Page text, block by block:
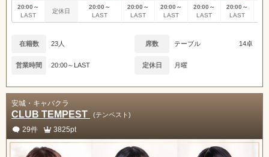
20:00～
LAST
定休日
20:00～
LAST
20:00～
LAST
20:00～
LAST
20:00～
LAST
20:00～
LAST
在籍数 23人 席数 テーブル 14卓
営業時間 20:00～LAST 定休日 月曜
安城・キャバクラ
CLUB TEMPEST (テンペスト)
29件 3825pt